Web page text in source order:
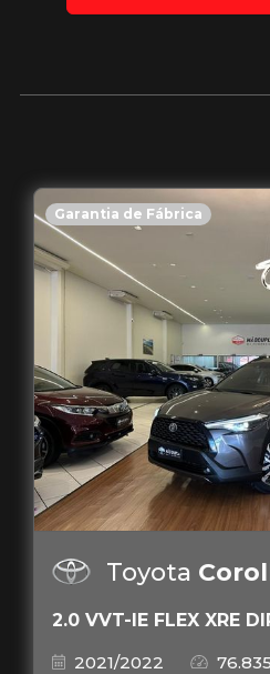
Garantia de Fábrica
Toyota
2.0 VVT-IE FLEX XRE
2021/2022